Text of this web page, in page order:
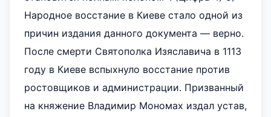
Народное восстание в Киеве стало одной из
причин издания данного документа — верно.
После смерти Святополка Изяславича в 1113
году в Киеве вспыхнуло восстание против
ростовщиков и администрации. Призванный
на княжение Владимир Мономах издал устав,